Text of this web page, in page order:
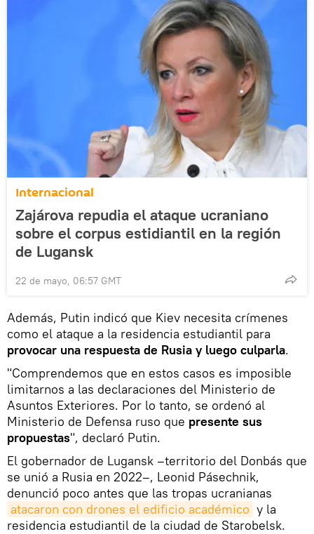
Internacional
Zajárova repudia el ataque ucraniano
sobre el corpus estidiantil en la región
de Lugansk
22 de mayo, 06:57 GMT
Además, Putin indicó que Kiev necesita crímenes
como el ataque a la residencia estudiantil para
provocar una respuesta de Rusia y luego culparla.
"Comprendemos que en estos casos es imposible
limitarnos a las declaraciones del Ministerio de
Asuntos Exteriores. Por lo tanto, se ordenó al
Ministerio de Defensa ruso que presente sus
propuestas", declaró Putin.
El gobernador de Lugansk –territorio del Donbás que
se unió a Rusia en 2022–, Leonid Pásechnik,
denunció poco antes que las tropas ucranianas
atacaron con drones el edificio académico y la
residencia estudiantil de la ciudad de Starobelsk.